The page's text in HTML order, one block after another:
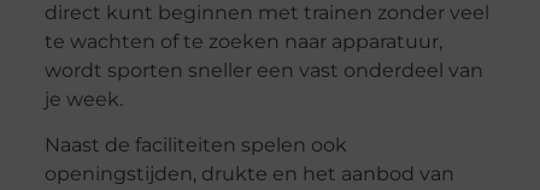
direct kunt beginnen met trainen zonder veel
te wachten of te zoeken naar apparatuur,
wordt sporten sneller een vast onderdeel van
je week.
Naast de faciliteiten spelen ook
openingstijden, drukte en het aanbod van